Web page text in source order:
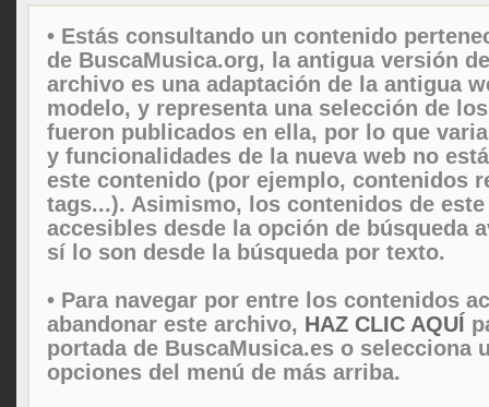
• Estás consultando un contenido
de BuscaMusica.org, la antigua versión
archivo es una adaptación de la antigua
modelo, y representa una selección de
fueron publicados en ella, por lo que
y funcionalidades de la nueva web no
este contenido (por ejemplo, contenidos
tags...). Asimismo, los contenidos de
accesibles desde la opción de búsqueda
sí lo son desde la búsqueda por texto.
• Para navegar por entre los contenidos
abandonar este archivo, HAZ CLIC AQUÍ
portada de BuscaMusica.es o selecciona
opciones del menú de más arriba.